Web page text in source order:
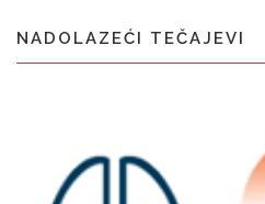
NADOLAZEĆI TEČAJEVI